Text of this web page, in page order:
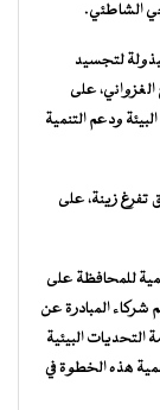
الشاطئي.
لتجسيد
على
ودعم التنمية
تفرغ زينة، على
للمحافظة على
شركاء المبادرة عن
البيئية
هذه الخطوة في